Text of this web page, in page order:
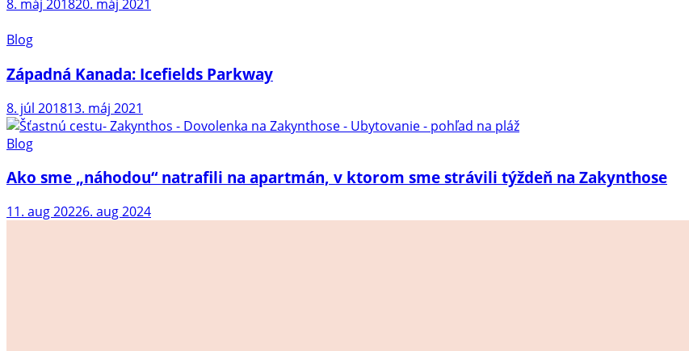
8. máj 201820. máj 2021
Blog
Západná Kanada: Icefields Parkway
8. júl 201813. máj 2021
Blog
Ako sme „náhodou“ natrafili na apartmán, v ktorom sme strávili týždeň na Zakynthose
11. aug 20226. aug 2024